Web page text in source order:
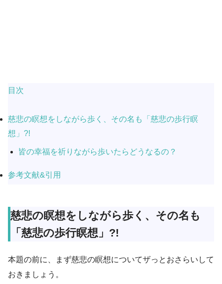
目次
慈悲の瞑想をしながら歩く、その名も「慈悲の歩行瞑
想」?!
皆の幸福を祈りながら歩いたらどうなるの？
参考文献&引用
慈悲の瞑想をしながら歩く、その名も
「慈悲の歩行瞑想」?!
本題の前に、まず慈悲の瞑想についてザっとおさらいして
おきましょう。